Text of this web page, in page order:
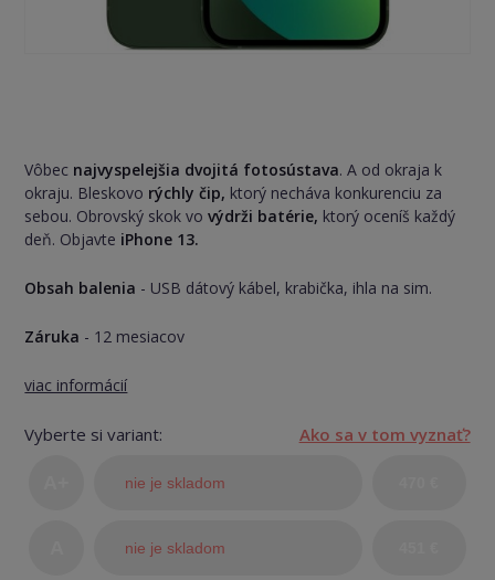
Vôbec najvyspelejšia dvojitá fotosústava. A od okraja k
okraju. Bleskovo rýchly čip, ktorý necháva konkurenciu za
sebou. Obrovský skok vovýdrži batérie, ktorý oceníš každý
deň. Objavte iPhone 13.
Obsah balenia - USB dátový kábel, krabička, ihla na sim.
Záruka - 12 mesiacov
viac informácií
Vyberte si variant: Ako sa v tom vyznať?
nie je skladom
nie je skladom